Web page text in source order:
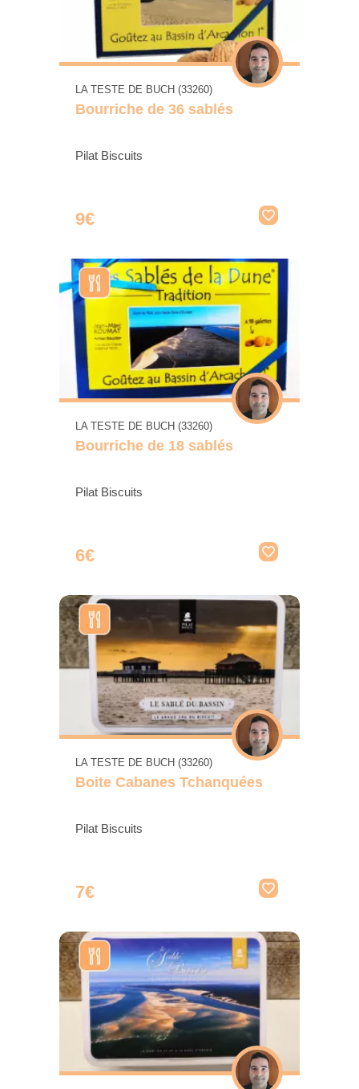
LA TESTE DE BUCH (33260)
Bourriche de 36 sablés
Pilat Biscuits
9€
LA TESTE DE BUCH (33260)
Bourriche de 18 sablés
Pilat Biscuits
6€
LA TESTE DE BUCH (33260)
Boite Cabanes Tchanquées
Pilat Biscuits
7€